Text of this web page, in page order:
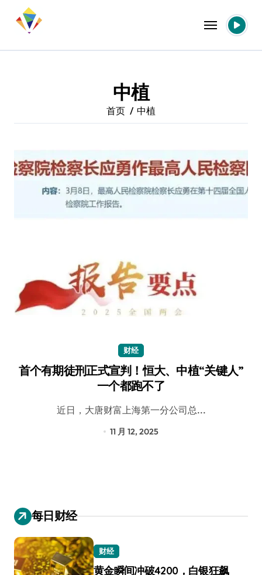
中植
首页 中植
财经
首个有期徒刑正式宣判！恒大、中植“关键人”
一个都跑不了
近日，大唐财富上海第一分公司总...
11 月 12, 2025
每日财经
财经
黄金瞬间冲破4200，白银狂飙